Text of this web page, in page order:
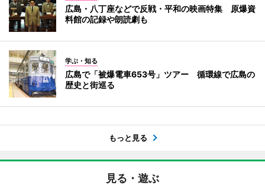
広島・八丁座などで反戦・平和の映画特集 原爆資
料館の記録や朗読劇も
学ぶ・知る
広島で「被爆電車653号」ツアー 循環線で広島の
歴史と街巡る
もっと見る
見る・遊ぶ